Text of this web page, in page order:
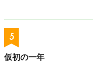
5
仮初の一年